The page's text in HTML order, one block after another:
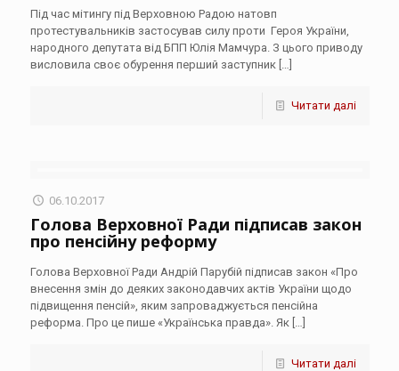
Під час мітингу під Верховною Радою натовп
протестувальників застосував силу проти Героя України,
народного депутата від БПП Юлія Мамчура. З цього приводу
висловила своє обурення перший заступник[…]
Читати далі
06.10.2017
Голова Верховної Ради підписав закон
про пенсійну реформу
Голова Верховної Ради Андрій Парубій підписав закон «Про
внесення змін до деяких законодавчих актів України щодо
підвищення пенсій», яким запроваджується пенсійна
реформа. Про це пише «Українська правда». Як[…]
Читати далі